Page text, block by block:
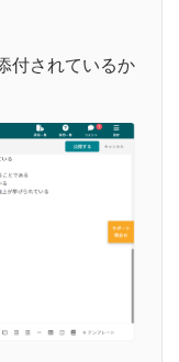
付されているか